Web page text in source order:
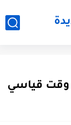
وقت قياسي